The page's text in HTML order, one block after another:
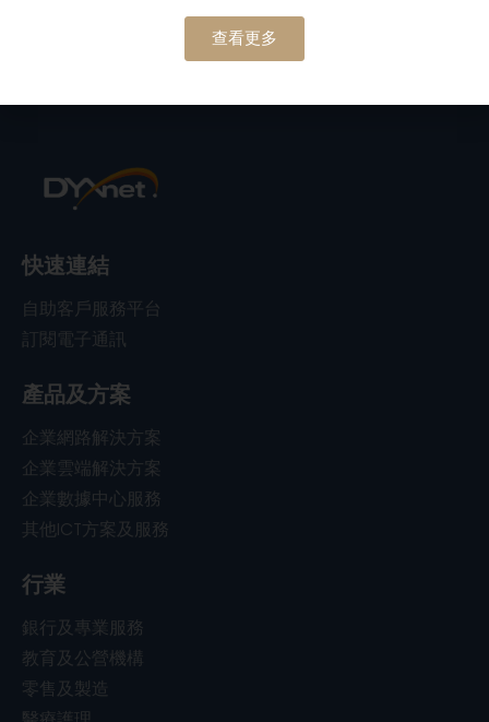
快速連結
自助客戶服務平台
訂閱電子通訊
產品及方案
企業網路解決方案
企業雲端解決方案
企業數據中心服務
其他ICT方案及服務
行業
銀行及專業服務
教育及公營機構
零售及製造
查看更多